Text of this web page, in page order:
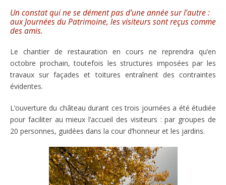
Un constat qui ne se dément pas d’une année sur l’autre :
aux Journées du Patrimoine, les visiteurs sont reçus comme
des amis.
Le chantier de restauration en cours ne reprendra qu’en
octobre prochain, toutefois les structures imposées par les
travaux sur façades et toitures entraînent des contraintes
évidentes.
L’ouverture du château durant ces trois journées a été étudiée
pour faciliter au mieux l’accueil des visiteurs : par groupes de
20 personnes, guidées dans la cour d’honneur et les jardins.